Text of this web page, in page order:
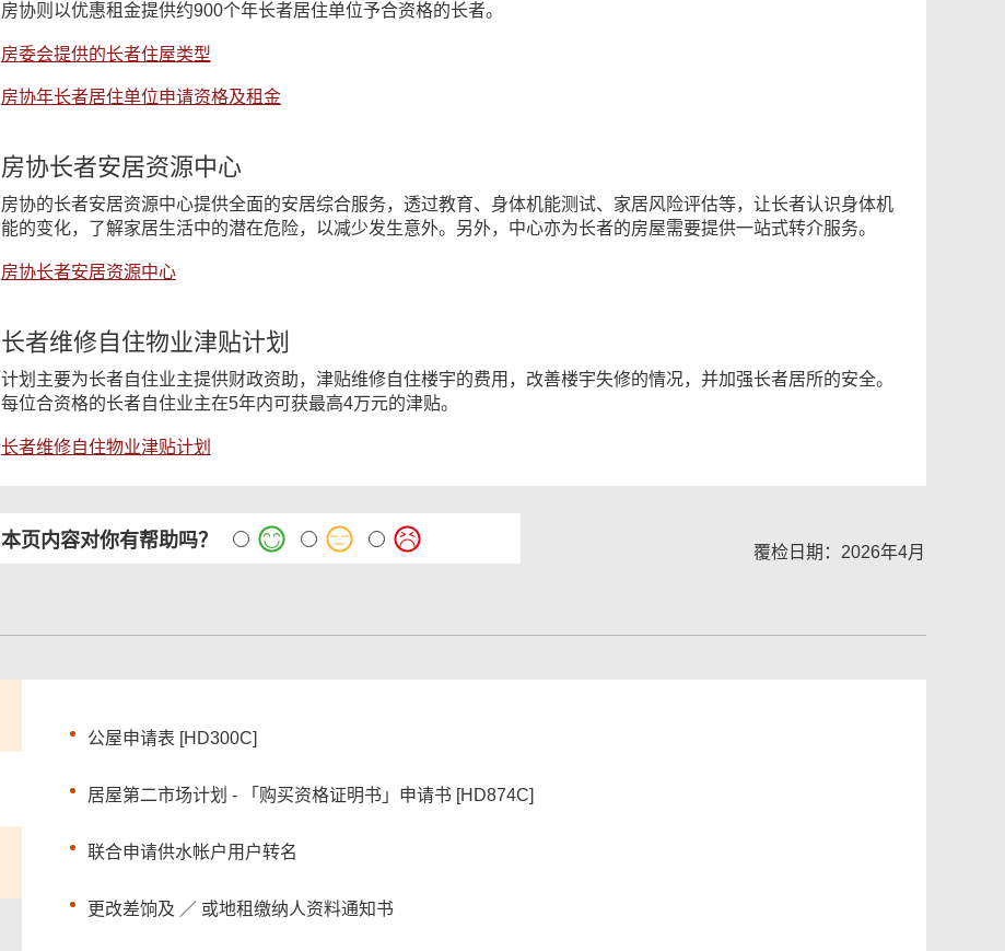
房协则以优惠租金提供约900个年长者居住单位予合资格的长者。
房委会提供的长者住屋类型
房协年长者居住单位申请资格及租金
房协长者安居资源中心
房协的长者安居资源中心提供全面的安居综合服务，透过教育、身体机能测试、家居风险评估等，让长者认识身体机
能的变化，了解家居生活中的潜在危险，以减少发生意外。另外，中心亦为长者的房屋需要提供一站式转介服务。
房协长者安居资源中心
长者维修自住物业津贴计划
计划主要为长者自住业主提供财政资助，津贴维修自住楼宇的费用，改善楼宇失修的情况，并加强长者居所的安全。
每位合资格的长者自住业主在5年内可获最高4万元的津贴。
长者维修自住物业津贴计划
本页内容对你有帮助吗？
覆检日期：2026年4月
公屋申请表 [HD300C]
居屋第二市场计划 - 「购买资格证明书」申请书 [HD874C]
联合申请供水帐户用户转名
更改差饷及 ／ 或地租缴纳人资料通知书